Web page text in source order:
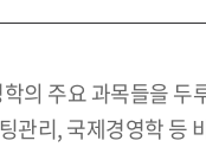
의 주요 과목들을
관리, 국제경영학